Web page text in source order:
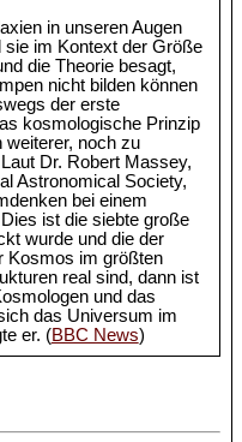
in unseren Augen
im Kontext der Größe
die Theorie besagt,
nicht bilden können
der erste
kosmologische Prinzip
weiterer, noch zu
Dr. Robert Massey,
Astronomical Society,
bei einem
ist die siebte große
wurde und die der
Kosmos im größten
real sind, dann ist
und das
das Universum im
er. (BBC News)